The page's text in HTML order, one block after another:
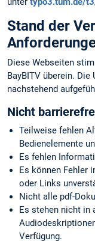
Stand der
Diese Webseiten
BayBITV überein.
nachstehend
Nicht
Teilweise fehlen
Bedienelemente
Es fehlen
Es können Fehler
oder Links
Nicht alle pdf-
Es stehen nicht in
Verfügung.